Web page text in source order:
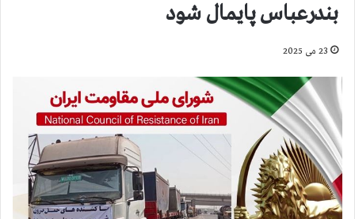
بندرعباس پایمال شود
23 می 2025